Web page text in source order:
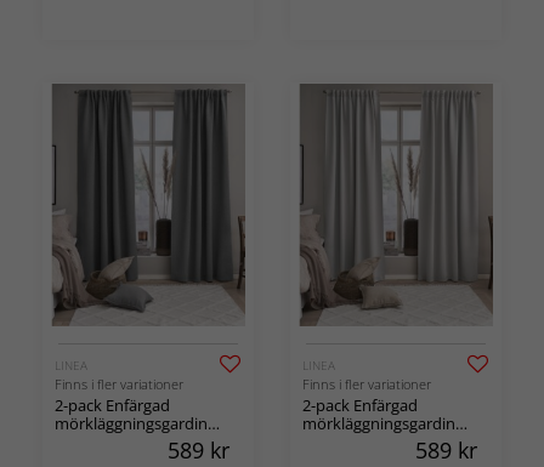
LINEA
Finns i fler variationer
2-pack Enfärgad
mörkläggningsgardin
med multiband Sova
589 kr
LINEA
Finns i fler variationer
2-pack Enfärgad
mörkläggningsgardin
med multiband Sova
589 kr